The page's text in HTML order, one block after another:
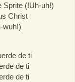
Sprite (!Uh-uh!)
Christ
wuh!)
de ti
de ti
de ti